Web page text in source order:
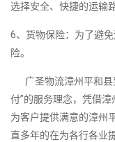
选择安全、快捷的运输
6、货物保险：为了避
险。
广圣物流漳州平和县
付”的服务理念，凭借
为客户提供满意的漳州
直多年的在为各行各业